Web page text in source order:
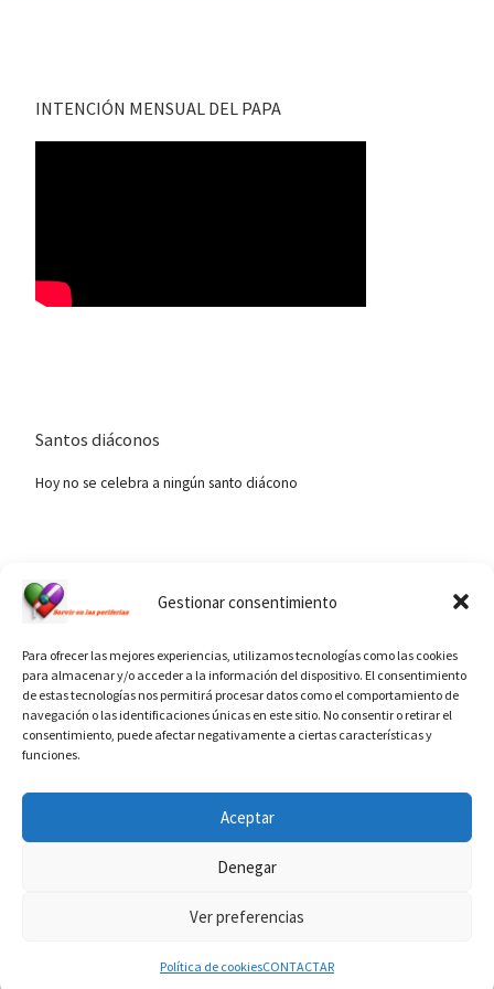
Gestionar consentimiento
Para ofrecer las mejores experiencias, utilizamos tecnologías como las cookies
para almacenar y/o acceder a la información del dispositivo. El consentimiento
de estas tecnologías nos permitirá procesar datos como el comportamiento de
navegación o las identificaciones únicas en este sitio. No consentir o retirar el
consentimiento, puede afectar negativamente a ciertas características y
funciones.
Aceptar
Denegar
Ver preferencias
Política de cookiesCONTACTAR
INTENCIÓN MENSUAL DEL PAPA
Santos diáconos
Hoy no se celebra a ningún santo diácono
Diaconado permanente– Todos los derechos reservados
WP